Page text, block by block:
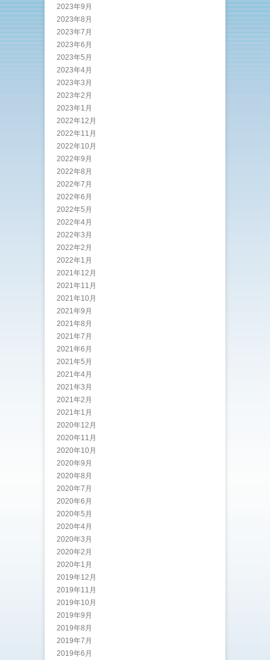
2023年9月
2023年8月
2023年7月
2023年6月
2023年5月
2023年4月
2023年3月
2023年2月
2023年1月
2022年12月
2022年11月
2022年10月
2022年9月
2022年8月
2022年7月
2022年6月
2022年5月
2022年4月
2022年3月
2022年2月
2022年1月
2021年12月
2021年11月
2021年10月
2021年9月
2021年8月
2021年7月
2021年6月
2021年5月
2021年4月
2021年3月
2021年2月
2021年1月
2020年12月
2020年11月
2020年10月
2020年9月
2020年8月
2020年7月
2020年6月
2020年5月
2020年4月
2020年3月
2020年2月
2020年1月
2019年12月
2019年11月
2019年10月
2019年9月
2019年8月
2019年7月
2019年6月